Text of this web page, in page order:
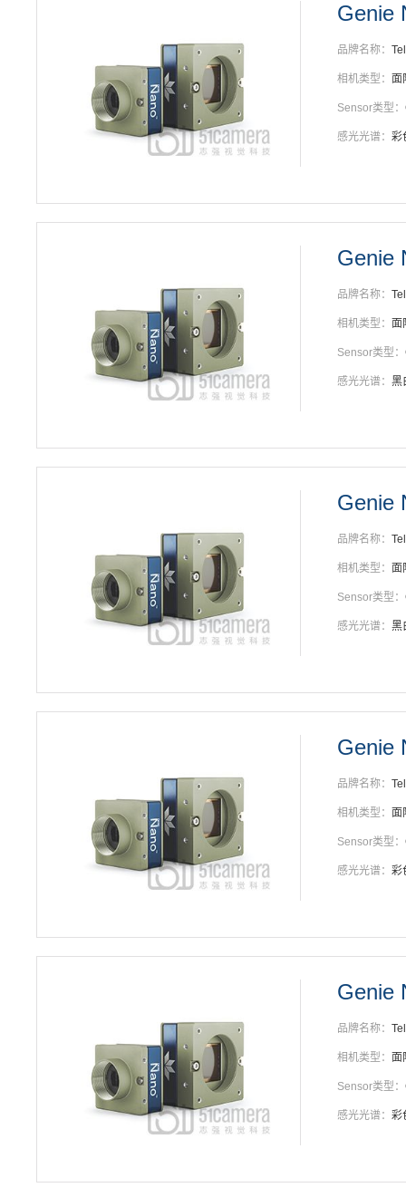
Genie
品牌名称：
相机类型： 面
Sensor类型：
感光光谱： 彩
Genie
品牌名称：
相机类型： 面
Sensor类型：
感光光谱： 黑
Genie
品牌名称：
相机类型： 面
Sensor类型：
感光光谱： 黑
Genie
品牌名称：
相机类型： 面
Sensor类型：
感光光谱： 彩
Genie
品牌名称：
相机类型： 面
Sensor类型：
感光光谱： 彩